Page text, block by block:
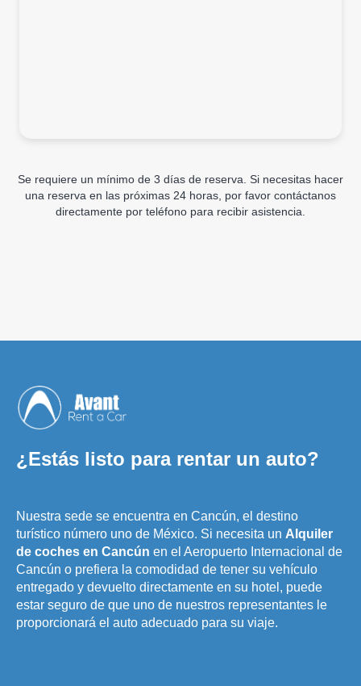
Se requiere un mínimo de 3 días de reserva. Si necesitas hacer
una reserva en las próximas 24 horas, por favor contáctanos
directamente por teléfono para recibir asistencia.
¿Estás listo para rentar un auto?
Nuestra sede se encuentra en Cancún, el destino
turístico número uno de México. Si necesita un Alquiler
de coches en Cancún en el Aeropuerto Internacional de
Cancún o prefiera la comodidad de tener su vehículo
entregado y devuelto directamente en su hotel, puede
estar seguro de que uno de nuestros representantes le
proporcionará el auto adecuado para su viaje.